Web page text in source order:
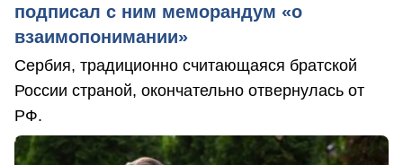
подписал с ним меморандум «о
взаимопонимании»
Сербия, традиционно считающаяся братской
России страной, окончательно отвернулась от
РФ.